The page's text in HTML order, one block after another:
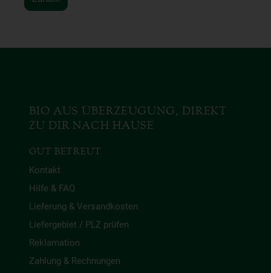
BIO AUS ÜBERZEUGUNG, DIREKT
ZU DIR NACH HAUSE
GUT BETREUT
Kontakt
Hilfe & FAQ
Lieferung & Versandkosten
Liefergebiet / PLZ prüfen
Reklamation
Zahlung & Rechnungen